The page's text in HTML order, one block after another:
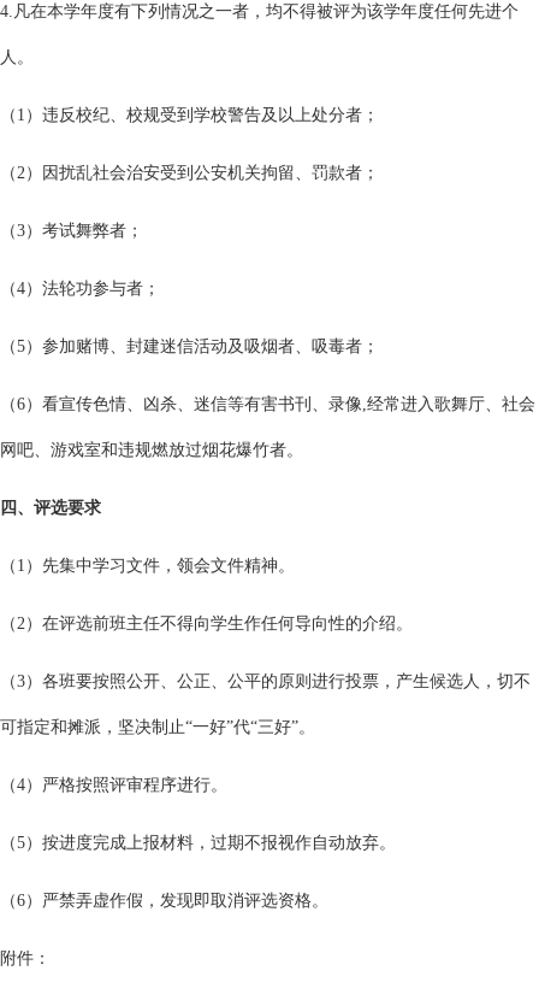
4.凡在本学年度有下列情况之一者，均不得被评为该学年度任何先进个
人。
（1）违反校纪、校规受到学校警告及以上处分者；
（2）因扰乱社会治安受到公安机关拘留、罚款者；
（3）考试舞弊者；
（4）法轮功参与者；
（5）参加赌博、封建迷信活动及吸烟者、吸毒者；
（6）看宣传色情、凶杀、迷信等有害书刊、录像,经常进入歌舞厅、社会
网吧、游戏室和违规燃放过烟花爆竹者。
四、评选要求
（1）先集中学习文件，领会文件精神。
（2）在评选前班主任不得向学生作任何导向性的介绍。
（3）各班要按照公开、公正、公平的原则进行投票，产生候选人，切不
可指定和摊派，坚决制止“一好”代“三好”。
（4）严格按照评审程序进行。
（5）按进度完成上报材料，过期不报视作自动放弃。
（6）严禁弄虚作假，发现即取消评选资格。
附件：